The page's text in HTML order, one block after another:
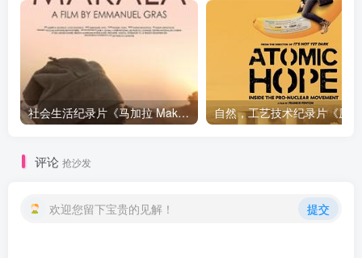
社会生活纪录片《马加拉 Makala》下载
评论 抢沙发
欢迎您留下宝贵的见解！ 提交